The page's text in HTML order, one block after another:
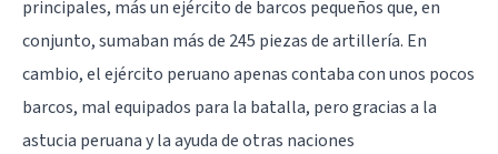
principales, más un ejército de barcos pequeños que, en
conjunto, sumaban más de 245 piezas de artillería. En
cambio, el ejército peruano apenas contaba con unos pocos
barcos, mal equipados para la batalla, pero gracias a la
astucia peruana y la ayuda de otras naciones